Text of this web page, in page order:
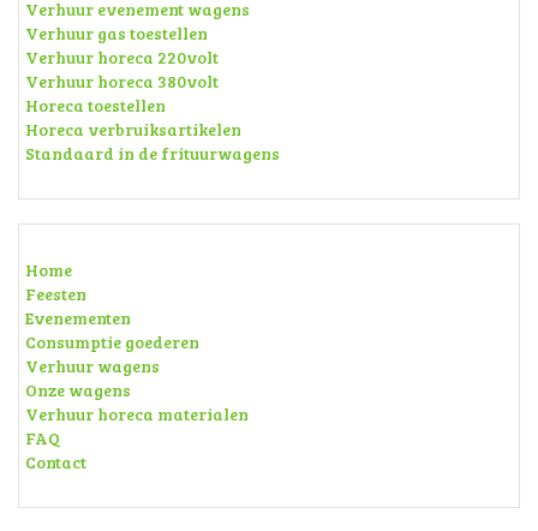
Verhuur evenement wagens
Verhuur gas toestellen
Verhuur horeca 220volt
Verhuur horeca 380volt
Horeca toestellen
Horeca verbruiksartikelen
Standaard in de frituurwagens
Home
Feesten
Evenementen
Consumptie goederen
Verhuur wagens
Onze wagens
Verhuur horeca materialen
FAQ
Contact